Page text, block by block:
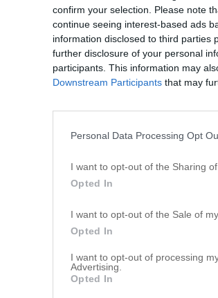
confirm your selection. Please note
continue seeing interest-based ads
information disclosed to third parties
further disclosure of your personal
participants. This information may
Downstream Participants that may
Personal Data Processing Opt
I want to opt-out of the Sharing
Opted In
I want to opt-out of the Sale of
Opted In
I want to opt-out of processing
Advertising.
Opted In
Sötnosar hemma hos min
vi gjort! Nu blir det fruktsallad
viktigt att ha det lite så där extra mysigt
väntar:)
Vi ses imorgon igen!
KRAM